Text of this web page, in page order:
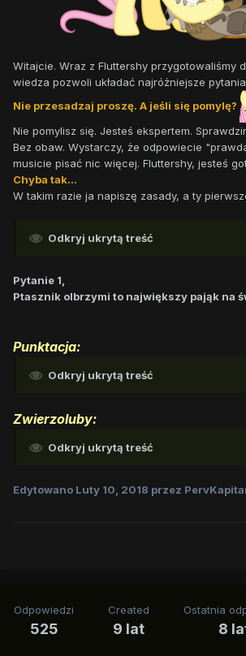
Witajcie. Wraz z Fluttershy przygotowaliśmy
wiedza pozwoli układać najróżniejsze
Nie przesadzaj proszę. A jeśli się pomylę?
Nie pomylisz się. Jesteś ekspertem.
Bez obaw. Wystarczy, że odpowiecie
musicie pisać nic więcej. Fluttershy, jesteś
Chyba tak...
W takim razie ja napiszę zasady, a ty
Odkryj ukrytą treść
Pytanie 1,
Ptasznik olbrzymi to największy pająk na
Punktacja:
Odkryj ukrytą treść
Zwierzoluby:
Odkryj ukrytą treść
Edytowano Luty 10, 2018 przez
Odpowiedzi
525
Created
9 lat
Ostatnia
8